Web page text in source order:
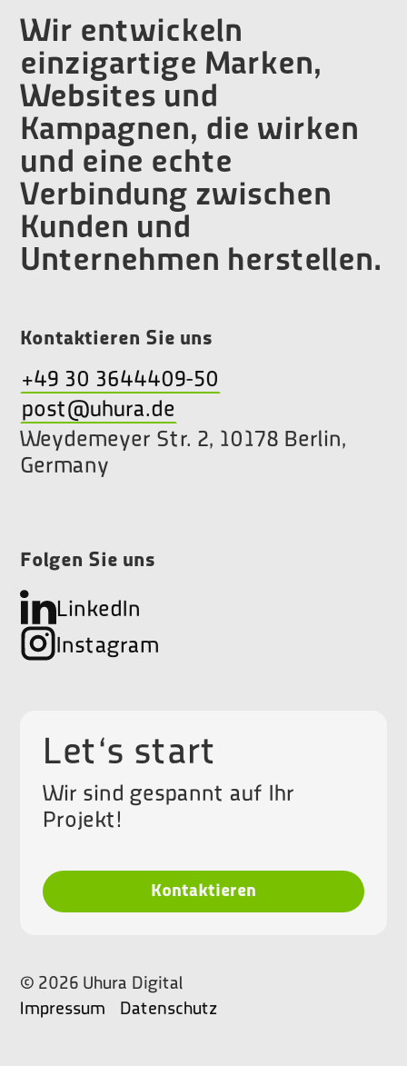
Wir entwickeln
einzigartige Marken,
Websites und
Kampagnen, die wirken
und eine echte
Verbindung zwischen
Kunden und
Unternehmen herstellen.
Kontaktieren Sie uns
+49 30 3644409-50
post@uhura.de
Weydemeyer Str. 2, 10178 Berlin,
Germany
Folgen Sie uns
LinkedIn
Instagram
Let‘s start
Wir sind gespannt auf Ihr
Projekt!
Kontaktieren
© 2026 Uhura Digital
Impressum
Datenschutz